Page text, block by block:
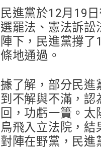
民進黨於12月19
選罷法、憲法訴訟
陣下，民進黨撐
條地通過。
據了解，部分民進
到不解與不滿，
回，功虧一簣。
鳥飛入立法院，
對陣在野黨，民進